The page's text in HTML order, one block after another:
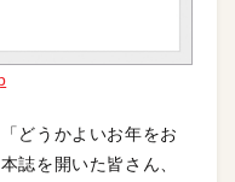
どうかよいお年をお
誌を開いた皆さん、